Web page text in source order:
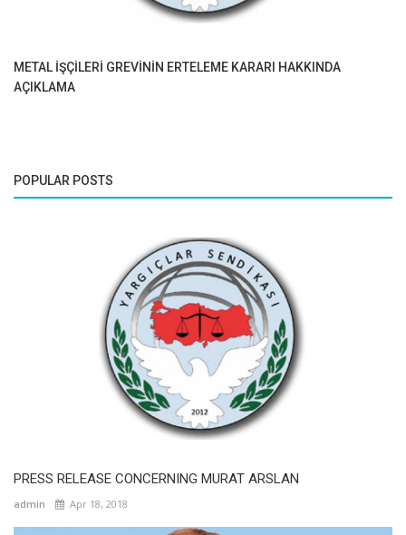
METAL İŞÇİLERİ GREVİNİN ERTELEME KARARI HAKKINDA
AÇIKLAMA
POPULAR POSTS
PRESS RELEASE CONCERNING MURAT ARSLAN
admin Apr 18, 2018